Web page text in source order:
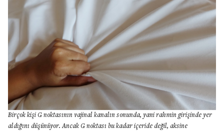
Birçok kişi G noktasının vajinal kanalın sonunda, yani rahmin girişinde yer
aldığını düşünüyor. Ancak G noktası bu kadar içeride değil, aksine